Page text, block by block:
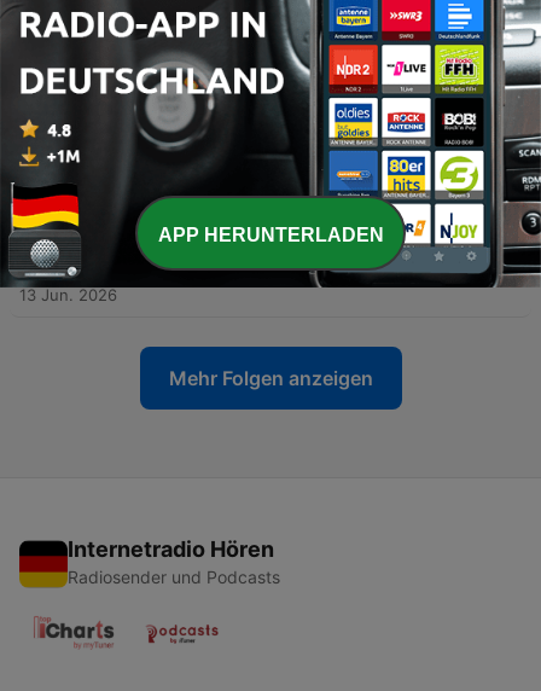
04 Jul. 2026
Crise politique en Grande-Bretagne : l'héritage
empoisonné du Brexit, avec Marc Roche
271 - Poutine et la nature du régime russe, avec Pierre
Lévy, ancien ambassadeur à Moscou
20 Jun. 2026
270 - La justice française en quête d'une réforme en
profondeur, avec Jean-Jacques Urvoas
13 Jun. 2026
Mehr Folgen anzeigen
Internetradio Hören
Radiosender und Podcasts
APP HERUNTERLADEN